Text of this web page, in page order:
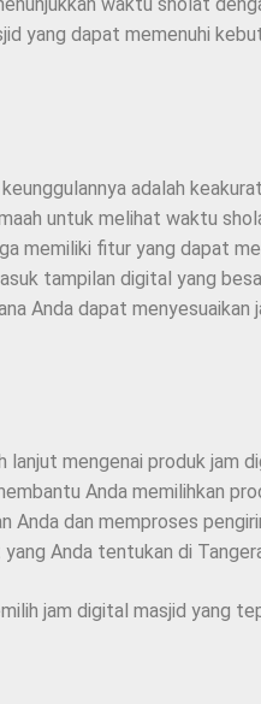
yang dapat memenuhi
adalah
untuk melihat waktu
memiliki fitur yang dapat
tampilan digital yang
Anda dapat menyesuaikan
mengenai produk jam
Anda memilihkan
Anda dan memproses
Anda tentukan di
jam digital masjid yang